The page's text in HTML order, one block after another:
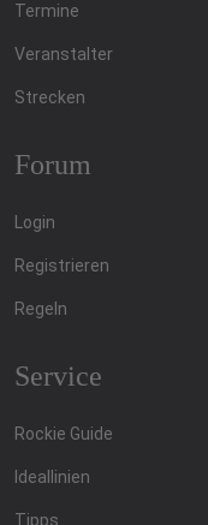
Termine
Veranstalter
Strecken
Forum
Login
Registrieren
Regeln
Service
Rockie Guide
Ideallinien
Tipps